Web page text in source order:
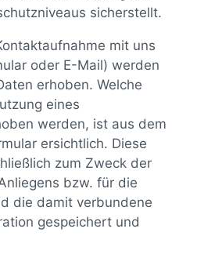
sicherstellt.
mit uns
oder E-Mail) werden
erhoben. Welche
eines
werden, ist aus dem
ersichtlich. Diese
zum Zweck der
bzw. für die
die damit verbundene
gespeichert und